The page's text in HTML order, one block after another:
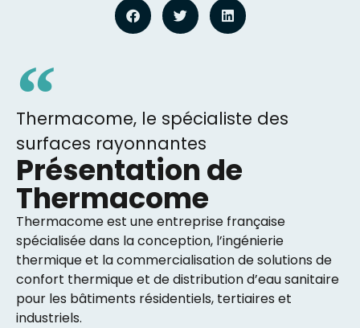
Thermacome, le spécialiste des
surfaces rayonnantes
Présentation de
Thermacome
Thermacome est une entreprise française
spécialisée dans la conception, l’ingénierie
thermique et la commercialisation de solutions de
confort thermique et de distribution d’eau sanitaire
pour les bâtiments résidentiels, tertiaires et
industriels.